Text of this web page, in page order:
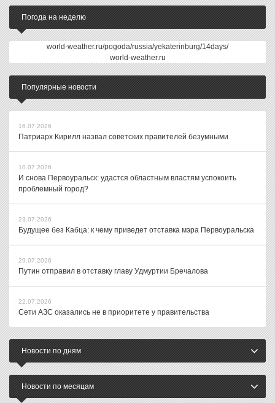
Погода на неделю
world-weather.ru/pogoda/russia/yekaterinburg/14days/
world-weather.ru
Популярные новости
16.07.2026
Патриарх Кирилл назвал советских правителей безумными
10.07.2026
И снова Первоуральск: удастся областным властям успокоить
проблемный город?
23.07.2026
Будущее без Кабца: к чему приведет отставка мэра Первоуральска
29.07.2026
Путин отправил в отставку главу Удмуртии Бречалова
22.07.2026
Сети АЗС оказались не в приоритете у правительства
Новости по дням
Новости по месяцам